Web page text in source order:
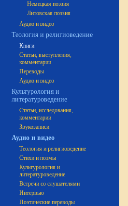
Немецкая поэзия
Литовская поэзия
Аудио и видео
Теология и религиоведение
Книги
Статьи, выступления,
комментарии
Переводы
Аудио и видео
Культурология и
литературоведение
Статьи, исследования,
комментарии
Звукозаписи
Аудио и видео
Теология и религиоведение
Стихи и поэмы
Культурология и
литературоведение
Встречи со слушателями
Интервью
Поэтические переводы